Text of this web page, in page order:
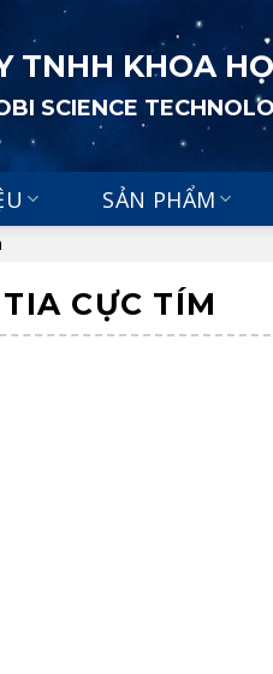
TNHH KHOA
SCIENCE
SẢN PHẨM
CỰC TÍM